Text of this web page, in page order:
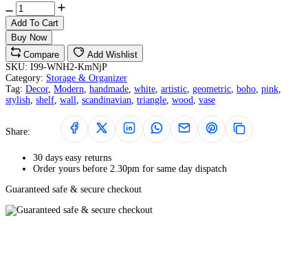
Add To Cart
Buy Now
Compare
Add Wishlist
SKU: I99-WNH2-KmNjP
Category: Storage & Organizer
Tag: Decor, Modern, handmade, white, artistic, geometric, boho, pink,
stylish, shelf, wall, scandinavian, triangle, wood, vase
Share:
30 days easy returns
Order yours before 2.30pm for same day dispatch
Guaranteed safe & secure checkout